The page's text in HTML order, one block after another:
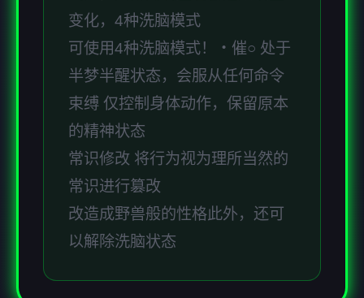
变化，4种洗脑模式
可使用4种洗脑模式！・催○ 处于
半梦半醒状态，会服从任何命令
束缚 仅控制身体动作，保留原本
的精神状态
常识修改 将行为视为理所当然的
常识进行篡改
改造成野兽般的性格此外，还可
以解除洗脑状态